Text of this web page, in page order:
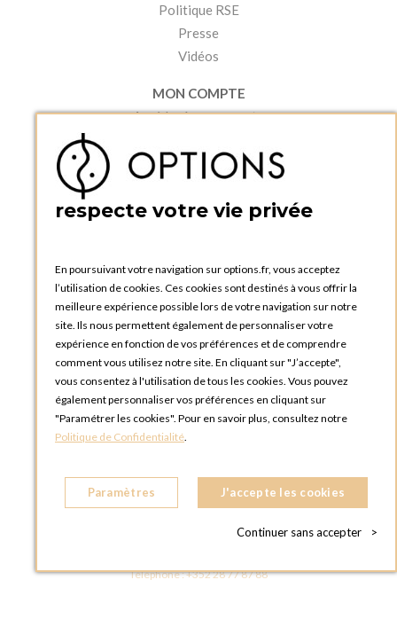
Politique RSE
Presse
Vidéos
MON COMPTE
Accéder à mon compte
Créer un compte
PRATIQUE
Catalogues et bons de commande
Tutoriels
OPTIONS LUXEMBOURG
13 rue Paul Rischard
5324 Contern
LUXEMBOURG
BOUTIQUE OPTIONS LUXEMBOURG
L - 1842 HOWALD LUXEMBOURG
Téléphone :+352 28 77 87 88
respecte votre vie privée
En poursuivant votre navigation sur options.fr, vous acceptez
l’utilisation de cookies. Ces cookies sont destinés à vous offrir la
meilleure expérience possible lors de votre navigation sur notre
site. Ils nous permettent également de personnaliser votre
expérience en fonction de vos préférences et de comprendre
comment vous utilisez notre site. En cliquant sur "J’accepte",
vous consentez à l'utilisation de tous les cookies. Vous pouvez
également personnaliser vos préférences en cliquant sur
"Paramétrer les cookies". Pour en savoir plus, consultez notre
Politique de Confidentialité.
Paramètres J'accepte les cookies
Continuer sans accepter >